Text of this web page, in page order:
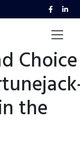
Choice
the